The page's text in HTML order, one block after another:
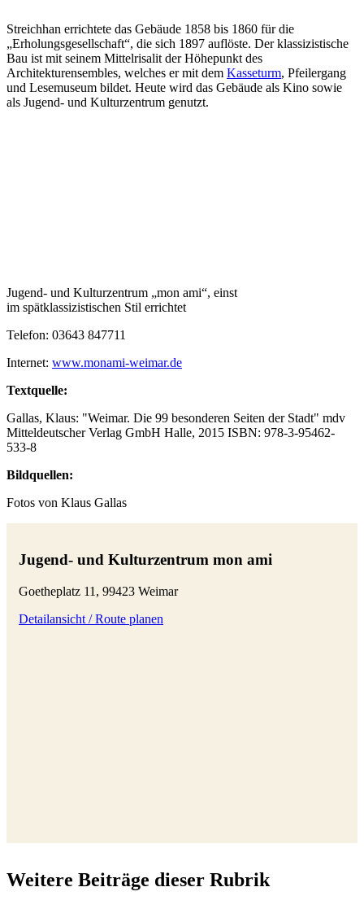
Streichhan errichtete das Gebäude 1858 bis 1860 für die
„Erholungsgesellschaft“, die sich 1897 auflöste. Der klassizistische
Bau ist mit seinem Mittelrisalit der Höhepunkt des
Architekturensembles, welches er mit dem Kasseturm, Pfeilergang
und Lesemuseum bildet. Heute wird das Gebäude als Kino sowie
als Jugend- und Kulturzentrum genutzt.
Jugend- und Kulturzentrum „mon ami“, einst
im spätklassizistischen Stil errichtet
Telefon: 03643 847711
Internet: www.monami-weimar.de
Textquelle:
Gallas, Klaus: "Weimar. Die 99 besonderen Seiten der Stadt" mdv
Mitteldeutscher Verlag GmbH Halle, 2015 ISBN: 978-3-95462-
533-8
Bildquellen:
Fotos von Klaus Gallas
Jugend- und Kulturzentrum mon ami
Goetheplatz 11, 99423 Weimar
Detailansicht / Route planen
Weitere Beiträge dieser Rubrik